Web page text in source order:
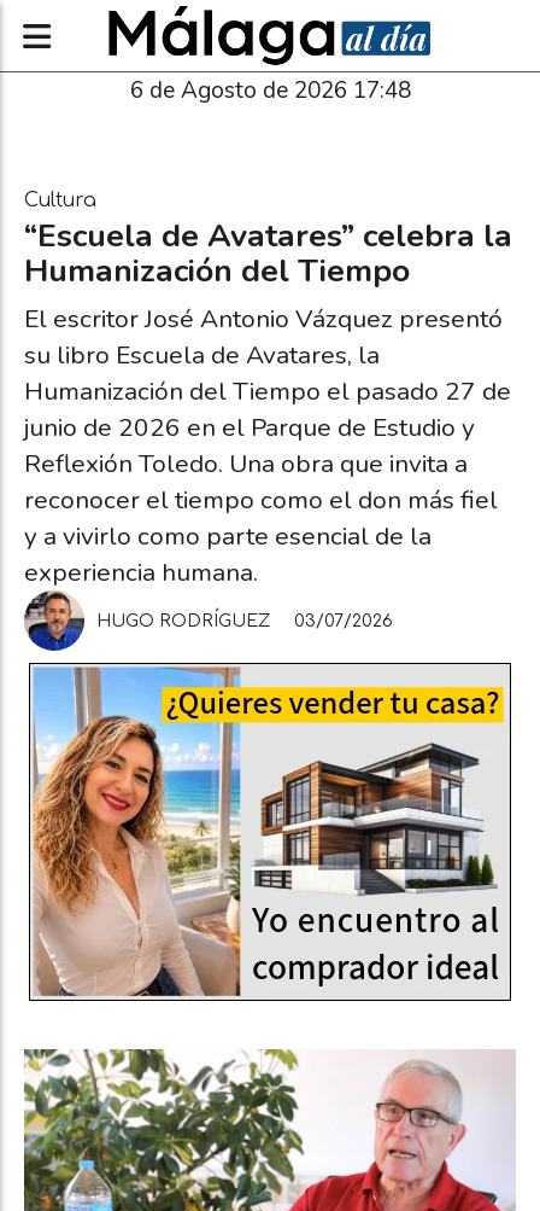
6 de Agosto de 2026 17:48
“Escuela de Avatares” celebra la
Humanización del Tiempo
El escritor José Antonio Vázquez presentó
su libro Escuela de Avatares, la
Humanización del Tiempo el pasado 27 de
junio de 2026 en el Parque de Estudio y
Reflexión Toledo. Una obra que invita a
reconocer el tiempo como el don más fiel
y a vivirlo como parte esencial de la
experiencia humana.
Cultura
03/07/2026
HUGO RODRÍGUEZ